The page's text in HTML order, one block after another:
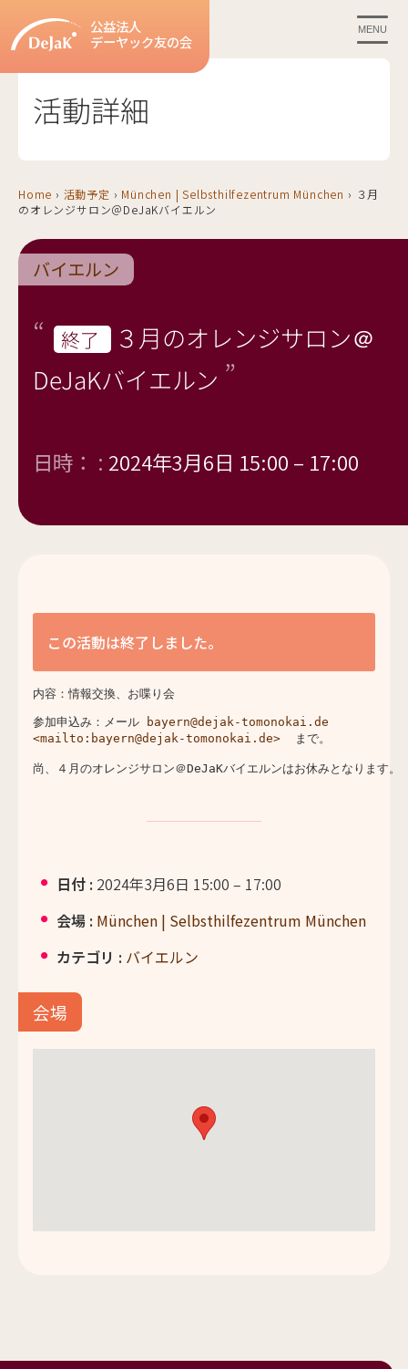
公益法人
デーヤック友の会
MENU
活動詳細
Home › 活動予定 › München | Selbsthilfezentrum München › ３月
のオレンジサロン＠DeJaKバイエルン
バイエルン
終了
３月のオレンジサロン＠
DeJaKバイエルン
日時： : 2024年3月6日 15:00 – 17:00
この活動は終了しました。
内容：情報交換、お喋り会
参加申込み：メール
bayern@dejak-tomonokai.de
<mailto:bayern@dejak-tomonokai.de>
  まで。
日付 : 2024年3月6日 15:00 – 17:00
会場 : München | Selbsthilfezentrum München
カテゴリ : バイエルン
会場